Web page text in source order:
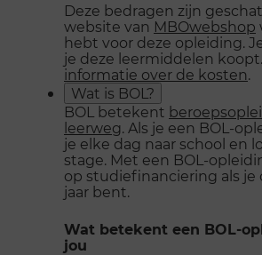
Deze bedragen zijn
website van MBOwebshop
hebt voor deze opleiding.
je deze leermiddelen koopt.
informatie over de kosten.
Wat is BOL?
BOL betekent
leerweg. Als je een BOL-
je elke dag naar school en
stage. Met een BOL-
op studiefinanciering als je
jaar bent.
Wat betekent een BOL-
jou